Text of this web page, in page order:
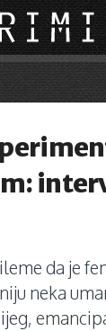
da je
neka